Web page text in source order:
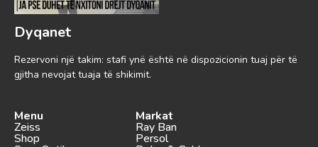
Dyqanet
Rezervoni një takim: stafi ynë është në dispozicionin tuaj për të
gjitha nevojat tuaja të shikimit.
Menu
Zeiss
Shop
Markat
Ray Ban
Persol